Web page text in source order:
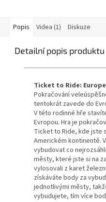
Popis Videa (1) Diskuze
Detailní popis produktu
Ticket to Ride: Europe
Pokračování
tentokrát zavede do
V této rodinné hře
Evropou. Hra je
Ticket to Ride, kde jste
Americkém kontinentě.
vybudovat co
městy, které jste si na
vylosovali z karet
získáváte body za
jednotlivými městy,
vybudujete, tím více